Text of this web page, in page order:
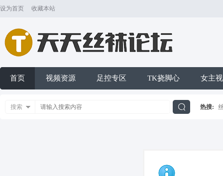
设为首页 收藏本站
首页 视频资源 足控专区 TK挠脚心 女主
搜索 热搜: